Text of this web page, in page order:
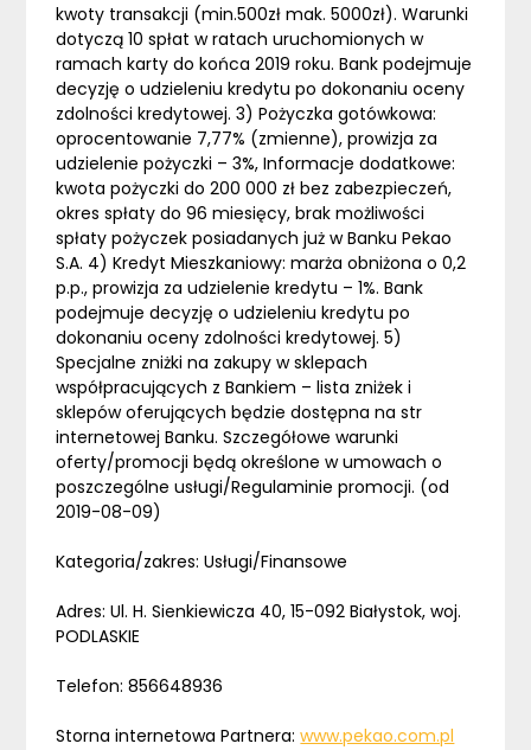
kwoty transakcji (min.500zł mak. 5000zł). Warunki
dotyczą 10 spłat w ratach uruchomionych w
ramach karty do końca 2019 roku. Bank podejmuje
decyzję o udzieleniu kredytu po dokonaniu oceny
zdolności kredytowej. 3) Pożyczka gotówkowa:
oprocentowanie 7,77% (zmienne), prowizja za
udzielenie pożyczki – 3%, Informacje dodatkowe:
kwota pożyczki do 200 000 zł bez zabezpieczeń,
okres spłaty do 96 miesięcy, brak możliwości
spłaty pożyczek posiadanych już w Banku Pekao
S.A. 4) Kredyt Mieszkaniowy: marża obniżona o 0,2
p.p., prowizja za udzielenie kredytu – 1%. Bank
podejmuje decyzję o udzieleniu kredytu po
dokonaniu oceny zdolności kredytowej. 5)
Specjalne zniżki na zakupy w sklepach
współpracujących z Bankiem – lista zniżek i
sklepów oferujących będzie dostępna na str
internetowej Banku. Szczegółowe warunki
oferty/promocji będą określone w umowach o
poszczególne usługi/Regulaminie promocji. (od
2019-08-09)
Kategoria/zakres: Usługi/Finansowe
Adres: Ul. H. Sienkiewicza 40, 15-092 Białystok, woj.
PODLASKIE
Telefon: 856648936
Storna internetowa Partnera:www.pekao.com.pl